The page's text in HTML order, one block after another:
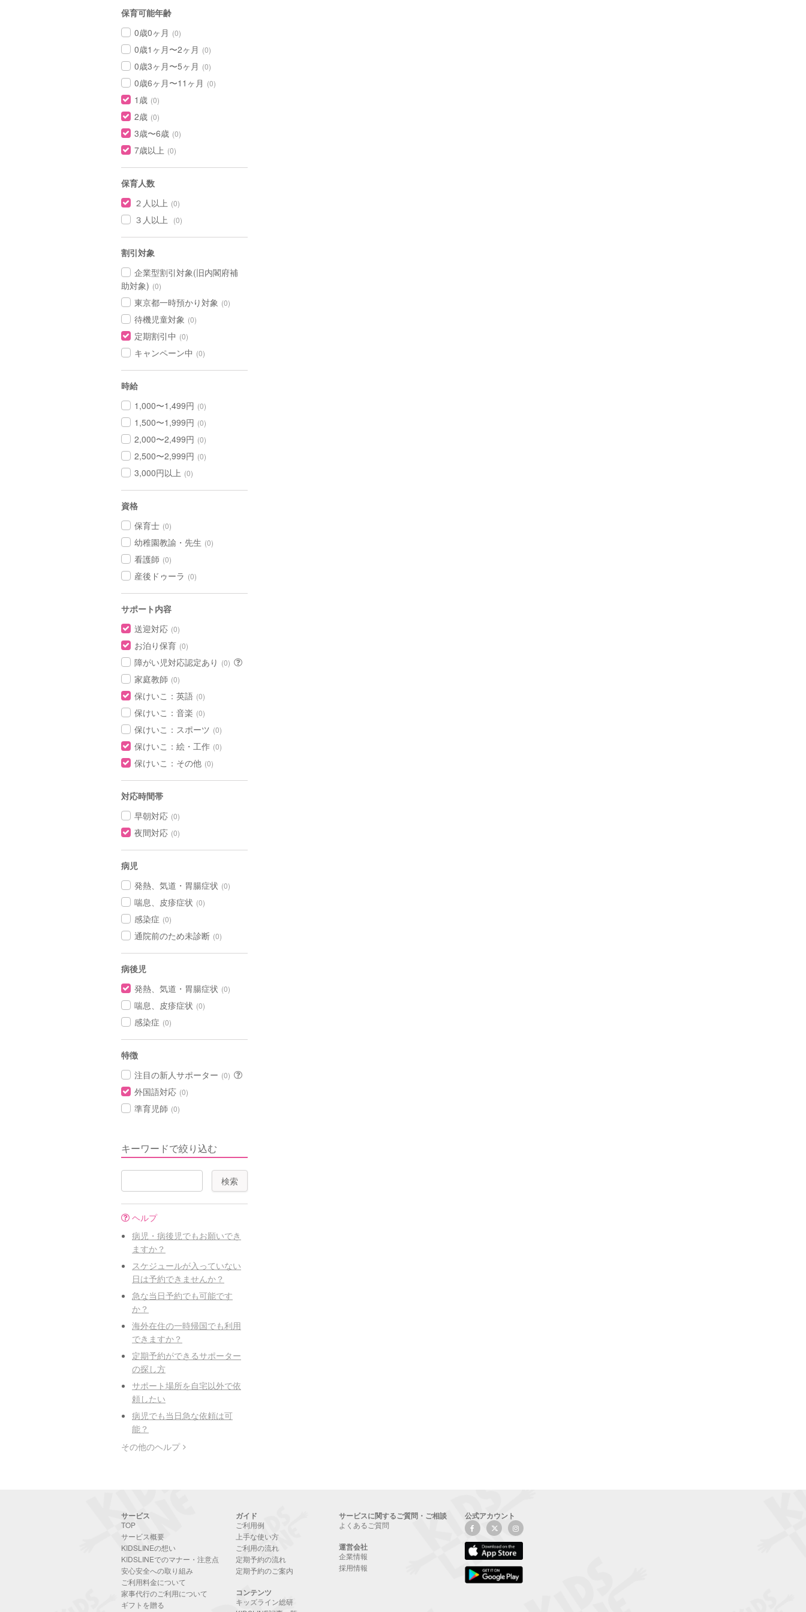
保育可能年齢
0歳0ヶ月 (0)
0歳1ヶ月〜2ヶ月 (0)
0歳3ヶ月〜5ヶ月 (0)
0歳6ヶ月〜11ヶ月 (0)
1歳 (0)
2歳 (0)
3歳〜6歳 (0)
7歳以上 (0)
保育人数
２人以上 (0)
３人以上 (0)
割引対象
企業型割引対象(旧内閣府補
助対象) (0)
東京都一時預かり対象 (0)
待機児童対象 (0)
定期割引中 (0)
キャンペーン中 (0)
時給
1,000〜1,499円 (0)
1,500〜1,999円 (0)
2,000〜2,499円 (0)
2,500〜2,999円 (0)
3,000円以上 (0)
資格
保育士 (0)
幼稚園教諭・先生 (0)
看護師 (0)
産後ドゥーラ (0)
サポート内容
送迎対応 (0)
お泊り保育 (0)
障がい児対応認定あり (0)
家庭教師 (0)
保けいこ：英語 (0)
保けいこ：音楽 (0)
保けいこ：スポーツ (0)
保けいこ：絵・工作 (0)
保けいこ：その他 (0)
対応時間帯
早朝対応 (0)
夜間対応 (0)
病児
発熱、気道・胃腸症状 (0)
喘息、皮疹症状 (0)
感染症 (0)
通院前のため未診断 (0)
病後児
発熱、気道・胃腸症状 (0)
喘息、皮疹症状 (0)
感染症 (0)
特徴
注目の新人サポーター (0)
外国語対応 (0)
準育児師 (0)
キーワードで絞り込む
ヘルプ
病児・病後児でもお願いでき
ますか？
スケジュールが入っていない
日は予約できませんか？
急な当日予約でも可能です
か？
海外在住の一時帰国でも利用
できますか？
定期予約ができるサポーター
の探し方
サポート場所を自宅以外で依
頼したい
病児でも当日急な依頼は可
能？
その他のヘルプ
サービス
TOP
サービス概要
KIDSLINEの想い
KIDSLINEでのマナー・注意点
安心安全への取り組み
ご利用料金について
家事代行のご利用について
ギフトを贈る
ガイド
ご利用例
上手な使い方
ご利用の流れ
定期予約の流れ
定期予約のご案内
コンテンツ
キッズライン総研
サービスに関するご質問・ご相談
よくあるご質問
運営会社
企業情報
採用情報
公式アカウント